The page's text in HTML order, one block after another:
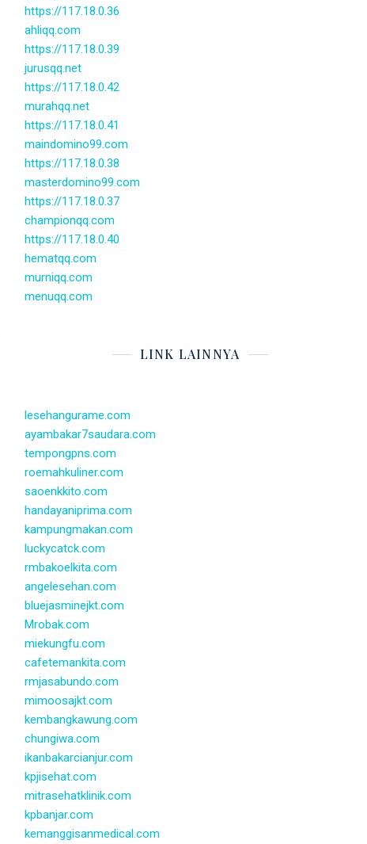
https://117.18.0.36
ahliqq.com
https://117.18.0.39
jurusqq.net
https://117.18.0.42
murahqq.net
https://117.18.0.41
maindomino99.com
https://117.18.0.38
masterdomino99.com
https://117.18.0.37
championqq.com
https://117.18.0.40
hematqq.com
murniqq.com
menuqq.com
LINK LAINNYA
lesehangurame.com
ayambakar7saudara.com
tempongpns.com
roemahkuliner.com
saoenkkito.com
handayaniprima.com
kampungmakan.com
luckycatck.com
rmbakoelkita.com
angelesehan.com
bluejasminejkt.com
Mrobak.com
miekungfu.com
cafetemankita.com
rmjasabundo.com
mimoosajkt.com
kembangkawung.com
chungiwa.com
ikanbakarcianjur.com
kpjisehat.com
mitrasehatklinik.com
kpbanjar.com
kemanggisanmedical.com